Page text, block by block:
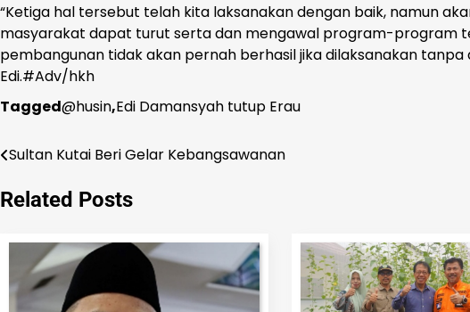
“Ketiga hal tersebut telah kita laksanakan dengan baik, namun
masyarakat dapat turut serta dan mengawal program-program
pembangunan tidak akan pernah berhasil jika dilaksanakan tanpa
Edi.#Adv/hkh
Tagged@husin,Edi Damansyah tutup Erau
Navigasi
pos
Sultan Kutai Beri Gelar Kebangsawanan
Related Posts